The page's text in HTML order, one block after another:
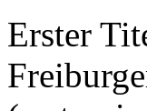
Erster